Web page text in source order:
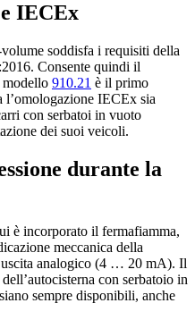
IECEx
soddisfa i requisiti della
Consente quindi il
910.21 è il primo
l’omologazione IECEx sia
con serbatoi in vuoto
dei suoi veicoli.
durante la
è incorporato il fermafiamma,
meccanica della
uscita analogico (4 … 20 mA). Il
con serbatoio in
sempre disponibili, anche